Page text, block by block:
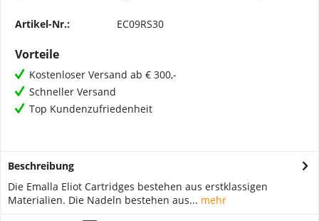
Artikel-Nr.: EC09RS30
Vorteile
Kostenloser Versand ab € 300,-
Schneller Versand
Top Kundenzufriedenheit
Beschreibung
Die Emalla Eliot Cartridges bestehen aus erstklassigen
Materialien. Die Nadeln bestehen aus... mehr